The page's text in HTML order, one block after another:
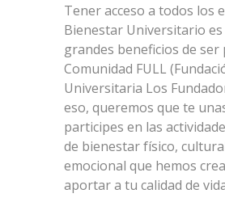
Tener acceso a todos los
Bienestar Universitario
grandes beneficios de ser
Comunidad FULL
Universitaria Los
eso, queremos que te
participes en las
de bienestar físico,
emocional que hemos
aportar a tu calidad de